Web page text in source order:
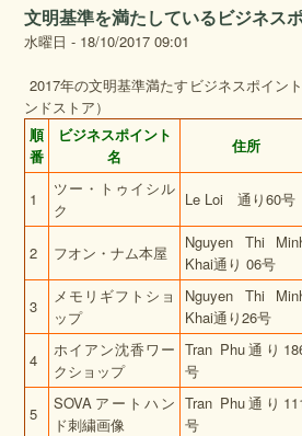
文明基準を満たしているビジネス
水曜日 - 18/10/2017 09:01
2017年の文明基準満たすビジネスポイン
ンドストア）
順
番
ビジネスポイント
名
住所
1
ツー・トゥイシル
ク
Le Loi 通り60号
2 フオン・ナム本屋
Nguyen Thi
Khai通り 06号
3
メモリギフトショ
ップ
Nguyen Thi
Khai通り26号
4
ホイアン沈香ワー
クショップ
Tran Phu通り
号
5
SOVAアートハン
ド刺繍画像
Tran Phu通り
号